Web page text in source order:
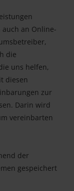
an Online-
die
uns helfen,
diesen
zur
Darin wird
vereinbarten
der
gespeichert